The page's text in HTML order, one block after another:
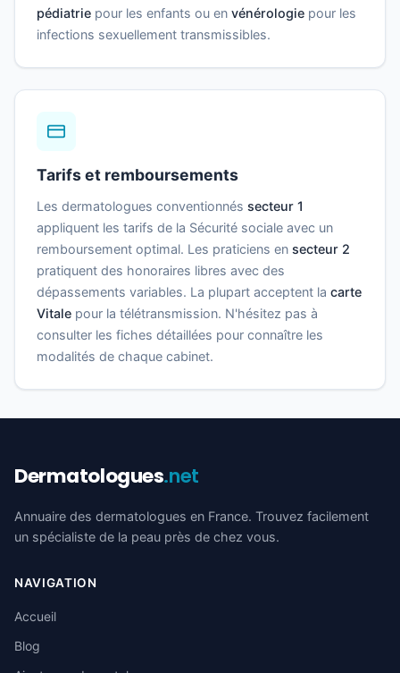
pédiatrie pour les enfants ou en vénérologie pour les
infections sexuellement transmissibles.
Tarifs et remboursements
Les dermatologues conventionnés secteur 1
appliquent les tarifs de la Sécurité sociale avec un
remboursement optimal. Les praticiens en secteur 2
pratiquent des honoraires libres avec des
dépassements variables. La plupart acceptent la carte
Vitale pour la télétransmission. N'hésitez pas à
consulter les fiches détaillées pour connaître les
modalités de chaque cabinet.
Dermatologues.net
Annuaire des dermatologues en France. Trouvez facilement
un spécialiste de la peau près de chez vous.
NAVIGATION
Accueil
Blog